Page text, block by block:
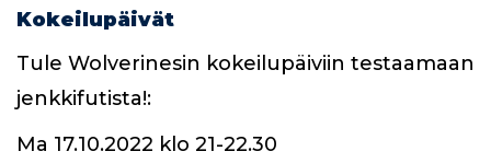
Kokeilupäivät
Tule Wolverinesin kokeilupäiviin testaamaan
jenkkifutista!:
Ma 17.10.2022 klo 21-22.30